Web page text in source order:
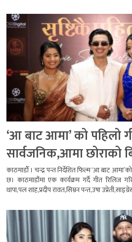
‘आ बाट आमा’ को पहिलो
सार्वजनिक,आमा छोराको
काठमाडौँ । चन्द्र पन्त निर्देशित फिल्म ‘आ बाट
छ। काठमाडौंमा एक कार्यक्रम गर्दै गीत रिलिज
थापा,पल शाह,प्रदीप रावत,सिम्रन पन्त,उषा